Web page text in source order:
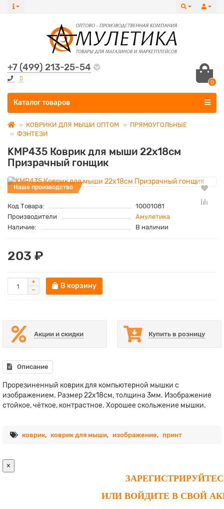
+7 (499) 213-25-54
0
Все категории
Каталог товаров
КОВРИКИ ДЛЯ МЫШИ ОПТОМ
ПРЯМОУГОЛЬНЫЕ
ФЭНТЕЗИ
KMP435 Коврик для мыши 22х18см
Призрачный гонщик
Наше производство
Код Товара:
10001081
Производители
Амулетика
Наличие:
В наличии
203 ₽
В корзину
Акции и скидки Купить в розницу
Описание
Прорезиненный коврик для компьютерной мышки с
изображением. Размер 22х18см, толщина 3мм. Изображение
стойкое, чёткое, контрастное. Хорошее скольжение мышки.
коврик, коврик для мыши, изображение, принт
×
ИЛИ ВОЙДИТЕ В СВОЙ